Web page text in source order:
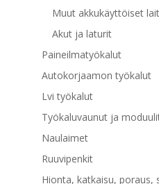
Muut akkukäyttöiset
Akut ja laturit
Paineilmatyökalut
Autokorjaamon työkalut
Lvi työkalut
Työkaluvaunut ja
Naulaimet
Ruuvipenkit
Hionta, katkaisu, poraus,